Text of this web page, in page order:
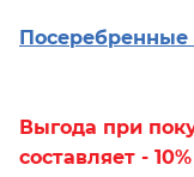
Выгода при
составляет - 10%